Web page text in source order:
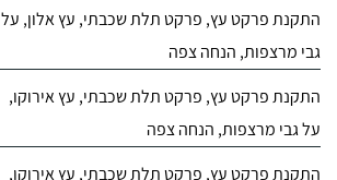
התקנת פרקט עץ, פרקט תלת שכבתי, עץ אלון, על
גבי מרצפות, הנחה צפה
התקנת פרקט עץ, פרקט תלת שכבתי, עץ אירוקו,
על גבי מרצפות, הנחה צפה
התקנת פרקט עץ, פרקט תלת שכבתי, עץ אירוקו,